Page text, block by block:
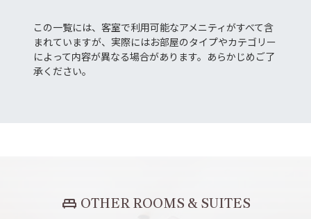
この一覧には、客室で利用可能なアメニティがすべて含
まれていますが、実際にはお部屋のタイプやカテゴリー
によって内容が異なる場合があります。あらかじめご了
承ください。
king_bed OTHER ROOMS & SUITES